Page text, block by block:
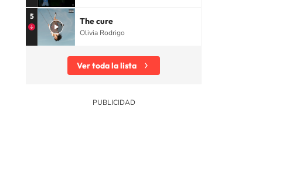
5 The cure
Olivia Rodrigo
Ver toda la lista